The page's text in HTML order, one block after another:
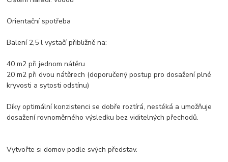
Orientační spotřeba
Balení 2,5 l vystačí přibližně na:
40 m2 při jednom nátěru
20 m2 při dvou nátěrech (doporučený postup pro dosažení plné
kryvosti a sytosti odstínu)
Díky optimální konzistenci se dobře roztírá, nestéká a umožňuje
dosažení rovnoměrného výsledku bez viditelných přechodů.
Vytvořte si domov podle svých představ.